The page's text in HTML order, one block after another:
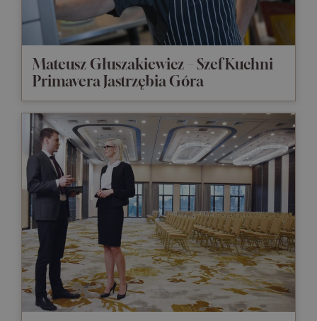
Mateusz Głuszakiewicz – Szef Kuchni
Primavera Jastrzębia Góra